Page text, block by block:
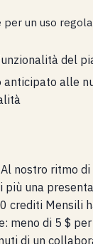
un uso
del
anticipato alle
Al nostro ritmo di
più una
crediti Mensili
meno di 5 $
di un